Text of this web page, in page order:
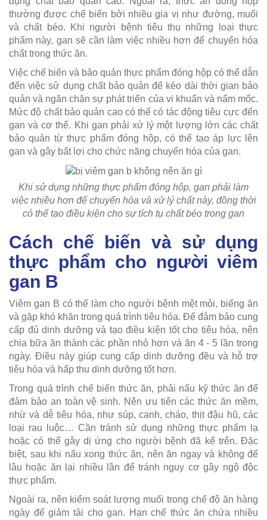
thường được chế biến bởi nhiều gia vị như đường, muối
và chất béo. Khi người bệnh tiêu thụ những loại thực
phẩm này, gan sẽ cần làm việc nhiều hơn để chuyển hóa
chất trong thức ăn.
Việc chế biến và bảo quản thực phẩm đóng hộp có thể dẫn
đến việc sử dụng chất bảo quản để kéo dài thời gian bảo
quản và ngăn chặn sự phát triển của vi khuẩn và nấm mốc.
Mức độ chất bảo quản cao có thể có tác động tiêu cực đến
gan và cơ thể. Khi gan phải xử lý một lượng lớn các chất
bảo quản từ thực phẩm đóng hộp, có thể tạo áp lực lên
gan và gây bất lợi cho chức năng chuyển hóa của gan.
Khi sử dụng những thực phẩm đóng hộp, gan phải làm
việc nhiều hơn để chuyển hóa và xử lý chất này, đồng thời
có thể tạo điều kiện cho sự tích tụ chất béo trong gan
Cách chế biến và sử dụng
thực phẩm cho người viêm
gan B
Viêm gan B có thể làm cho người bệnh mệt mỏi, biếng ăn
và gặp khó khăn trong quá trình tiêu hóa. Để đảm bảo cung
cấp đủ dinh dưỡng và tạo điều kiện tốt cho tiêu hóa, nên
chia bữa ăn thành các phần nhỏ hơn và ăn 4 - 5 lần trong
ngày. Điều này giúp cung cấp dinh dưỡng đều và hỗ trợ
tiêu hóa và hấp thu dinh dưỡng tốt hơn.
Trong quá trình chế biến thức ăn, phải nấu kỹ thức ăn để
đảm bảo an toàn vệ sinh. Nên ưu tiên các thức ăn mềm,
nhừ và dễ tiêu hóa, như súp, canh, cháo, thịt đậu hũ, các
loại rau luộc… Cần tránh sử dụng những thực phẩm lạ
hoặc có thể gây dị ứng cho người bệnh đã kể trên. Đặc
biệt, sau khi nấu xong thức ăn, nên ăn ngay và không để
lâu hoặc ăn lại nhiều lần để tránh nguy cơ gây ngộ độc
thực phẩm.
Ngoài ra, nên kiểm soát lượng muối trong chế độ ăn hàng
ngày để giảm tải cho gan. Hạn chế thức ăn chứa nhiều